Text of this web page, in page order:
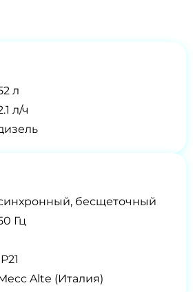
л
л/ч
бесщеточный
Гц
Alte (Италия)